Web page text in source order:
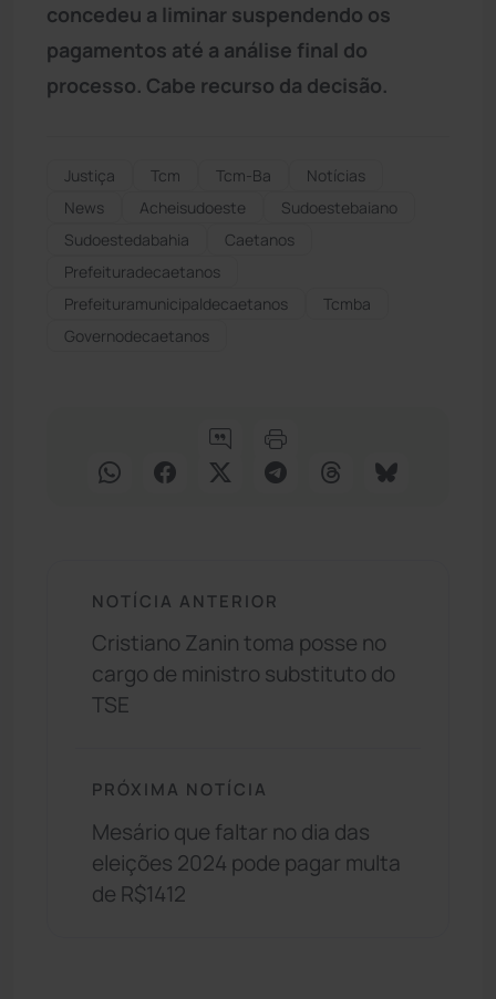
concedeu a liminar suspendendo os
pagamentos até a análise final do
processo. Cabe recurso da decisão.
Justiça Tcm Tcm-Ba
Notícias
News
Acheisudoeste
Sudoestebaiano
Sudoestedabahia
Caetanos
Prefeituradecaetanos
Prefeituramunicipaldecaetanos
Tcmba
Governodecaetanos
NOTÍCIA ANTERIOR
Cristiano Zanin toma posse no
cargo de ministro substituto do
TSE
PRÓXIMA NOTÍCIA
Mesário que faltar no dia das
eleições 2024 pode pagar multa
de R$1412